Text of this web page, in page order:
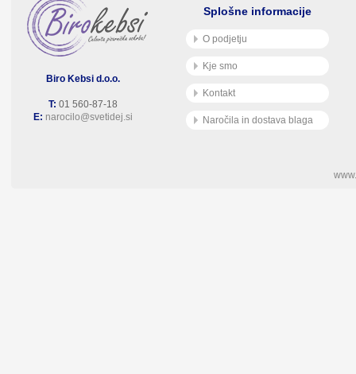
Biro Kebsi d.o.o.
T: 01 560-87-18
E: narocilo@svetidej.si
Splošne informacije
O podjetju
Kje smo
Kontakt
Naročila in dostava blaga